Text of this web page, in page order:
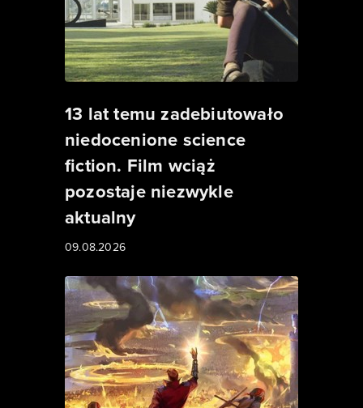
13 lat temu zadebiutowało
niedocenione science
fiction. Film wciąż
pozostaje niezwykle
aktualny
09.08.2026